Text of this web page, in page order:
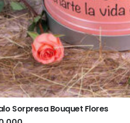
Sorpresa Bouquet Flores